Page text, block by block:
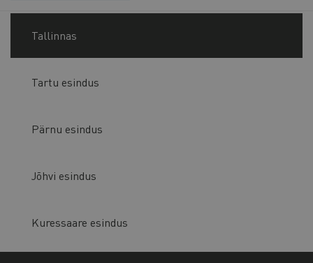
Tallinnas
Tartu esindus
Pärnu esindus
Jõhvi esindus
Kuressaare esindus